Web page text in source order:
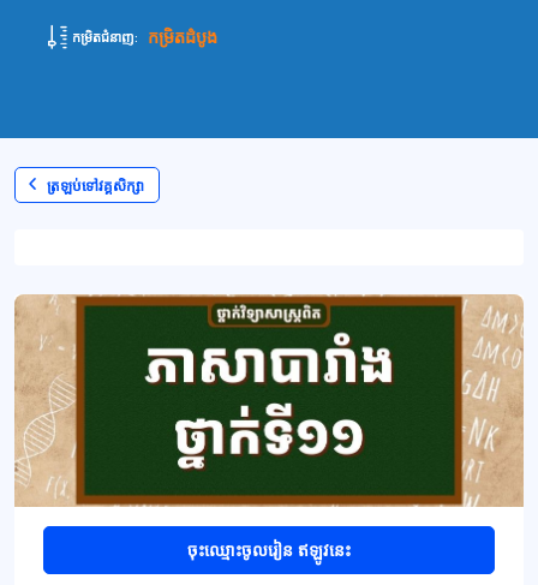
កម្រិតជំនាញ: កម្រិតដំបូង
ត្រឡប់ទៅវគ្គសិក្សា
ប្លុក
ចុះឈ្មោះចូលរៀន ឥឡូវនេះ